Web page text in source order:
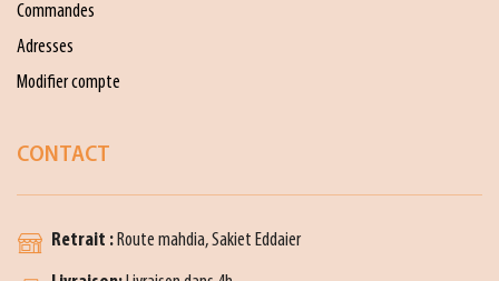
Commandes
Adresses
Modifier compte
CONTACT
Retrait : Route mahdia, Sakiet Eddaier